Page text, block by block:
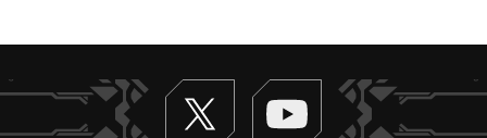
Twitter ヴァンガードch